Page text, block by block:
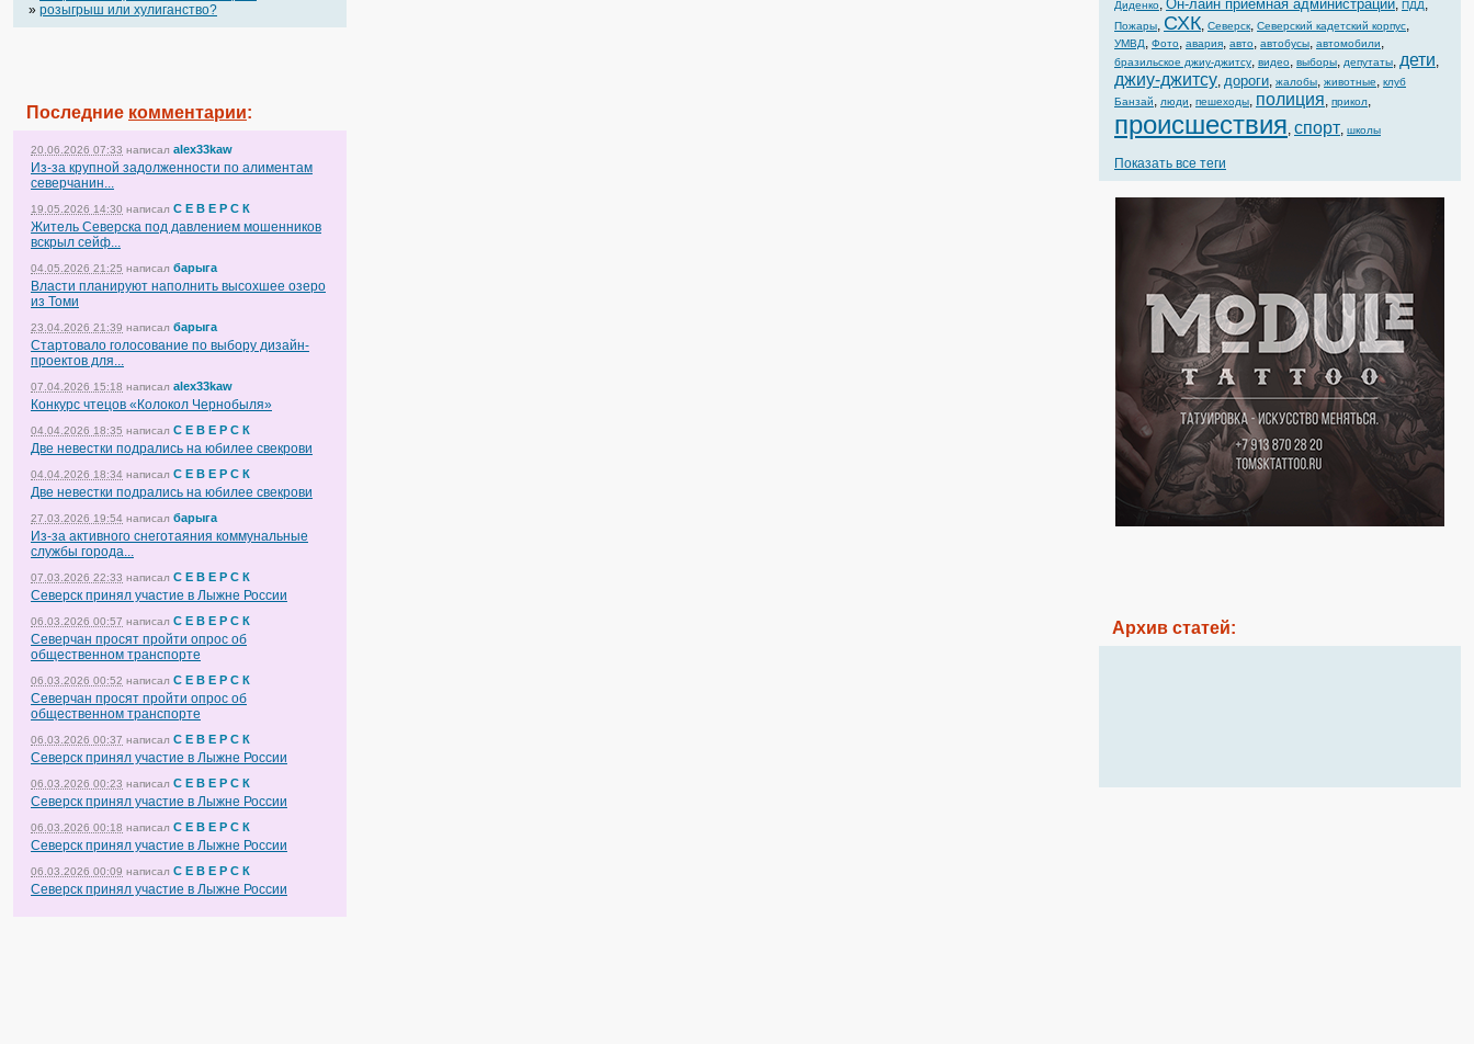
» розыгрыш или хулиганство?
Последние комментарии:
20.06.2026 07:33 написал alex33kaw
Из-за крупной задолженности по алиментам
северчанин...
19.05.2026 14:30 написал С Е В Е Р С К
Житель Северска под давлением мошенников
вскрыл сейф...
04.05.2026 21:25 написал барыга
Власти планируют наполнить высохшее озеро
из Томи
23.04.2026 21:39 написал барыга
Стартовало голосование по выбору дизайн-
проектов для...
07.04.2026 15:18 написал alex33kaw
Конкурс чтецов «Колокол Чернобыля»
04.04.2026 18:35 написал С Е В Е Р С К
Две невестки подрались на юбилее свекрови
04.04.2026 18:34 написал С Е В Е Р С К
Две невестки подрались на юбилее свекрови
27.03.2026 19:54 написал барыга
Из-за активного снеготаяния коммунальные
службы города...
07.03.2026 22:33 написал С Е В Е Р С К
Северск принял участие в Лыжне России
06.03.2026 00:57 написал С Е В Е Р С К
Северчан просят пройти опрос об
общественном транспорте
06.03.2026 00:52 написал С Е В Е Р С К
Северчан просят пройти опрос об
общественном транспорте
06.03.2026 00:37 написал С Е В Е Р С К
Северск принял участие в Лыжне России
06.03.2026 00:23 написал С Е В Е Р С К
Северск принял участие в Лыжне России
06.03.2026 00:18 написал С Е В Е Р С К
Северск принял участие в Лыжне России
06.03.2026 00:09 написал С Е В Е Р С К
Северск принял участие в Лыжне России
Диденко, Он-лайн приемная администрации, ПДД,
Пожары, СХК, Северск, Северский кадетский корпус,
УМВД, Фото, авария, авто, автобусы, автомобили,
бразильское джиу-джитсу, видео, выборы, депутаты, дети,
джиу-джитсу, дороги, жалобы, животные, клуб
Банзай, люди, пешеходы, полиция, прикол,
происшествия, спорт, школы
Показать все теги
Архив статей: